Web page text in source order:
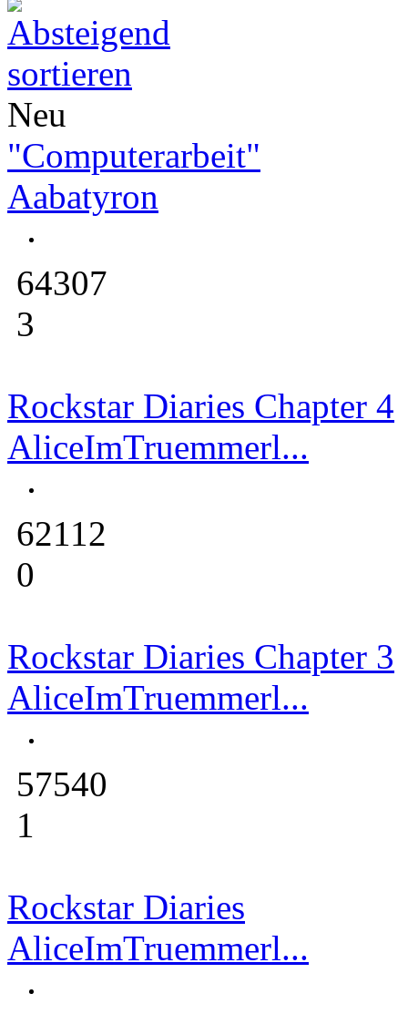
Neu
"Computerarbeit"
Aabatyron
64307
3
Rockstar Diaries Chapter 4
AliceImTruemmerl...
62112
0
Rockstar Diaries Chapter 3
AliceImTruemmerl...
57540
1
Rockstar Diaries
AliceImTruemmerl...